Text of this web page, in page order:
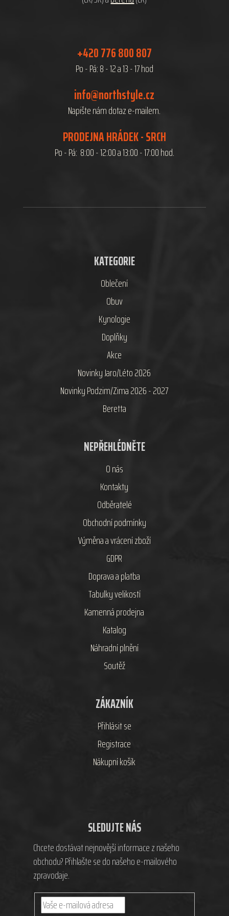
+420 776 800 807
Po - Pá: 8 - 12 a 13 - 17 hod
info@northstyle.cz
Napište nám dotaz e-mailem.
PRODEJNA HRÁDEK - SRCH
Po - Pá: 8:00 - 12:00 a 13:00 - 17:00 hod.
KATEGORIE
Oblečení
Obuv
Kynologie
Doplňky
Akce
Novinky Jaro/Léto 2026
Novinky Podzim/Zima 2026 - 2027
Beretta
NEPŘEHLÉDNĚTE
O nás
Kontakty
Odběratelé
Obchodní podmínky
Výměna a vrácení zboží
GDPR
Doprava a platba
Tabulky velikostí
Kamenná prodejna
Katalog
Náhradní plnění
Soutěž
ZÁKAZNÍK
Přihlásit se
Registrace
Nákupní košík
SLEDUJTE NÁS
Chcete dostávat nejnovější informace z našeho
obchodu? Přihlašte se do našeho e-mailového
zpravodaje.